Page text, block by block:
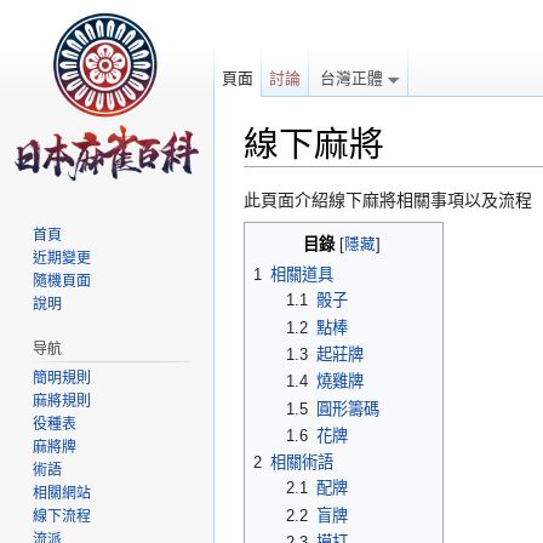
線下麻將
此頁面介紹線下麻將相關事項以及流程
目錄[ 隱藏
1 相關道具
1.1 骰子
1.2 點棒
1.3 起莊牌
1.4 燒雞牌
1.5
圓形籌碼
1.6 花牌
2 相關術語
2.1 配牌
2.2 盲牌
頁面 討論 台灣正體
首頁
近期變更
隨機頁面
說明
导航
簡明規則
麻將規則
役種表
麻將牌
術語
相關網站
線下流程
流派